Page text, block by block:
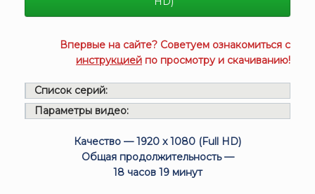
Впервые на сайте? Советуем ознакомиться с
инструкцией по просмотру и скачиванию!
Список серий:
Параметры видео:
Качество — 1920 x 1080 (Full HD)
Общая продолжительность —
18 часов 19 минут